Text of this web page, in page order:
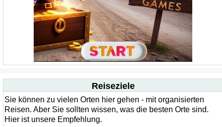
Reiseziele
Sie können zu vielen Orten hier gehen - mit organisierten
Reisen. Aber Sie sollten wissen, was die besten Orte sind.
Hier ist unsere Empfehlung.